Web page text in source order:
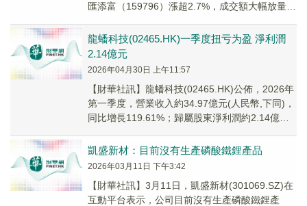
匯添富（159796）漲超2.7%，成交額大幅放量超
龍蟠科技(02465.HK)一季度扭亏为盈 淨利潤
2.14億元
2026年04月30日 上午11:57
​【財華社訊】龍蟠科技(02465.HK)公佈，2026年
第一季度，營業收入約34.97億元(人民幣,下同)，
同比增長119.61%；歸屬股東淨利潤約2.14億
凱盛新材：目前沒有生產磷酸鐵鋰產品
2026年03月11日 下午3:42
【財華社訊】3月11日，凱盛新材(301069.SZ)在
互動平台表示，公司目前沒有生產磷酸鐵鋰產